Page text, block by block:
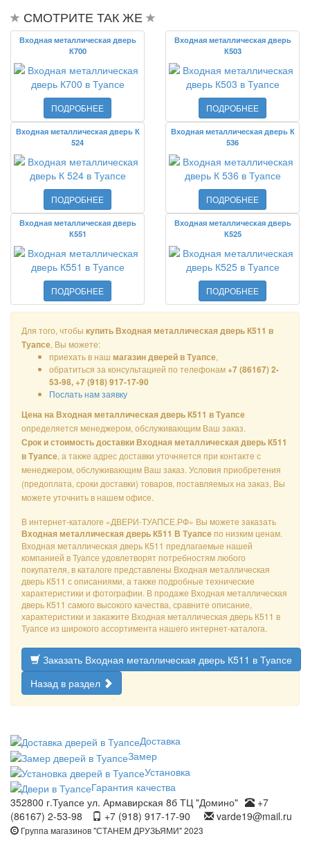
СМОТРИТЕ ТАК ЖЕ
Входная металлическая дверь
К700
ПОДРОБНЕЕ
Входная металлическая дверь
К503
ПОДРОБНЕЕ
Входная металлическая дверь К
524
ПОДРОБНЕЕ
Входная металлическая дверь К
536
ПОДРОБНЕЕ
Входная металлическая дверь
К551
ПОДРОБНЕЕ
Входная металлическая дверь
К525
ПОДРОБНЕЕ
Для того, чтобы купить Входная металлическая дверь К511 в
Туапсе, Вы можете:
приехать в наш магазин дверей в Туапсе,
обратиться за консультацией по телефонам+7 (86167) 2-
53-98, +7 (918) 917-17-90
Послать нам заявку
Цена на Входная металлическая дверь К511 в Туапсе
определяется менеджером, обслуживающим Ваш заказ.
Срок и стоимость доставки Входная металлическая дверь К511
в Туапсе, а также адрес доставки уточняется при контакте с
менеджером, обслуживающим Ваш заказ. Условия приобретения
(предоплата, сроки доставки) товаров, поставляемых на заказ, Вы
можете уточнить в нашем офисе.
В интернет-каталоге «ДВЕРИ-ТУАПСЕ.РФ» Вы можете заказать
Входная металлическая дверь К511 В Туапсепо низким ценам.
Входная металлическая дверь К511 предлагаемые нашей
компанией в Туапсе удовлетворят потребностям любого
покупателя, в каталоге представлены Входная металлическая
дверь К511 с описаниями, а также подробные технические
характеристики и фотографии. В продаже Входная металлическая
дверь К511 самого высокого качества, сравните описание,
характеристики и закажите Входная металлическая дверь К511 в
Туапсе из широкого ассортимента нашего интернет-каталога.
Заказать Входная металлическая дверь К511 в Туапсе
Назад в раздел
Доставка
Замер
Установка
Гарантия качества
352800 г.Туапсе ул. Армавирская 8б ТЦ "Домино"
+7
(86167) 2-53-98
+7 (918) 917-17-90 varde19@mail.ru
Группа магазинов "СТАНЕМ ДРУЗЬЯМИ" 2023